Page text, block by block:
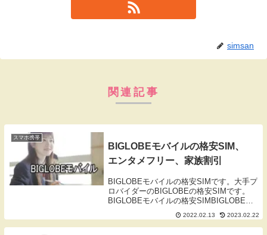
simsan
関連記事
スマホ携帯
BIGLOBEモバイルの格安SIM、
エンタメフリー、家族割引
BIGLOBEモバイルの格安SIMです。大手プ
ロバイダーのBIGLOBEの格安SIMです。
BIGLOBEモバイルの格安SIMBIGLOBE
Mobileの音声通話SIMは、携帯電話ネット
ワークを利用した音声通話の電話番号が使
えるSIMカード...
2022.02.13 2023.02.22